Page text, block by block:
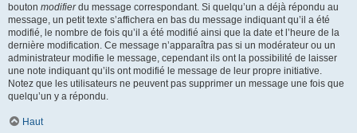
bouton modifierdu message correspondant. Si quelqu’un a déjà répondu au
message, un petit texte s’affichera en bas du message indiquant qu’il a été
modifié, le nombre de fois qu’il a été modifié ainsi que la date et l’heure de la
dernière modification. Ce message n’apparaîtra pas si un modérateur ou un
administrateur modifie le message, cependant ils ont la possibilité de laisser
une note indiquant qu’ils ont modifié le message de leur propre initiative.
Notez que les utilisateurs ne peuvent pas supprimer un message une fois que
quelqu’un y a répondu.
Haut